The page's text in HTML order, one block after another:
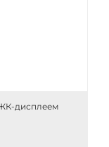
дисплеем